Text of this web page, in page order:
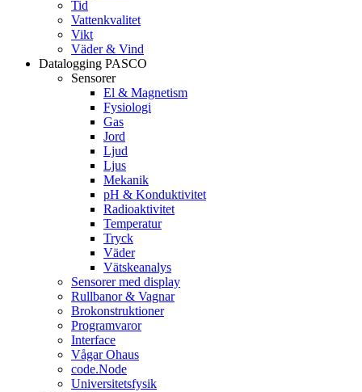
Tid
Vattenkvalitet
Vikt
Väder & Vind
Datalogging PASCO
Sensorer
El & Magnetism
Fysiologi
Gas
Jord
Ljud
Ljus
Mekanik
pH & Konduktivitet
Radioaktivitet
Temperatur
Tryck
Väder
Vätskeanalys
Sensorer med display
Rullbanor & Vagnar
Brokonstruktioner
Programvaror
Interface
Vågar Ohaus
code.Node
Universitetsfysik